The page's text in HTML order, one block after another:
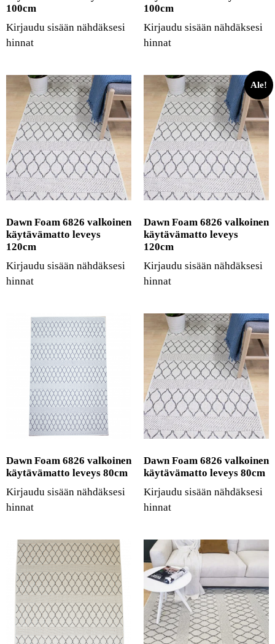
100cm
Kirjaudu sisään nähdäksesi
hinnat
100cm
Kirjaudu sisään nähdäksesi
hinnat
Dawn Foam 6826 valkoinen
käytävämatto leveys
120cm
Kirjaudu sisään nähdäksesi
hinnat
Ale!
Dawn Foam 6826 valkoinen
käytävämatto leveys
120cm
Kirjaudu sisään nähdäksesi
hinnat
Dawn Foam 6826 valkoinen
käytävämatto leveys 80cm
Kirjaudu sisään nähdäksesi
hinnat
Dawn Foam 6826 valkoinen
käytävämatto leveys 80cm
Kirjaudu sisään nähdäksesi
hinnat